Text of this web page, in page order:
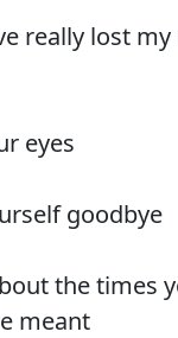
really lost
eyes
goodbye
the times
meant